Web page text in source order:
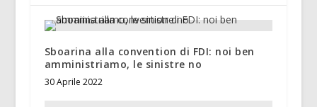
Sboarina alla convention di FDI: noi ben
amministriamo, le sinistre no
30 Aprile 2022